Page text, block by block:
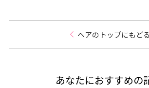
ヘアのトップにもどる
あなたにおすすめの